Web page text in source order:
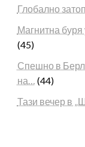
Глобално
Магнитна
(45)
Спешно в
на… (44)
Тази вечер в